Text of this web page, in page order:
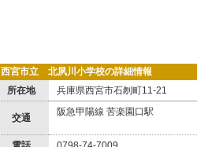
西宮市立 北夙川小学校の詳細情報
所在地
兵庫県西宮市石刎町11-21
交通
阪急甲陽線 苦楽園口駅